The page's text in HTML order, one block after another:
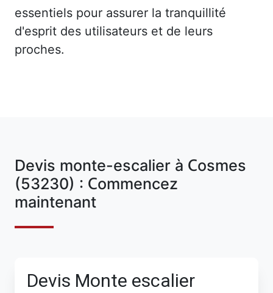
essentiels pour assurer la tranquillité
d'esprit des utilisateurs et de leurs
proches.
Devis monte-escalier à Cosmes
(53230) : Commencez
maintenant
Devis Monte escalier